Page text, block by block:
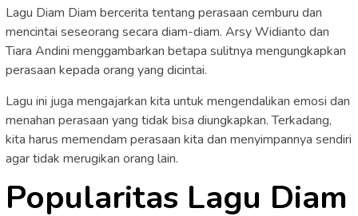
Lagu Diam Diam bercerita tentang perasaan cemburu dan
mencintai seseorang secara diam-diam. Arsy Widianto dan
Tiara Andini menggambarkan betapa sulitnya mengungkapkan
perasaan kepada orang yang dicintai.
Lagu ini juga mengajarkan kita untuk mengendalikan emosi dan
menahan perasaan yang tidak bisa diungkapkan. Terkadang,
kita harus memendam perasaan kita dan menyimpannya sendiri
agar tidak merugikan orang lain.
Popularitas Lagu Diam